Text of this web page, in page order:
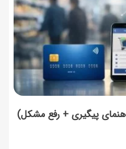
پیگیری + رفع مشکل)